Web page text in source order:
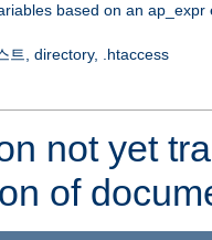
based on an ap_expr
트, directory, .htaccess
not yet
of